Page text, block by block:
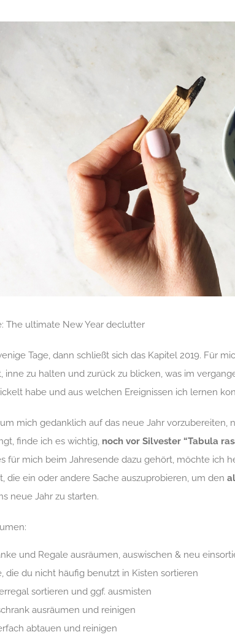
The ultimate New Year declutter
Tage, dann schließt sich das Kapitel 2019. Für
inne zu halten und zurück zu blicken, was im
habe und aus welchen Ereignissen ich lernen
mich gedanklich auf das neue Jahr vorzubereiten,
finde ich es wichtig, noch vor Silvester “Tabula
für mich beim Jahresende dazu gehört, möchte ich
die ein oder andere Sache auszuprobieren, um den
neue Jahr zu starten.
und Regale ausräumen, auswischen & neu
die du nicht häufig benutzt in Kisten sortieren
sortieren und ggf. ausmisten
ausräumen und reinigen
abtauen und reinigen